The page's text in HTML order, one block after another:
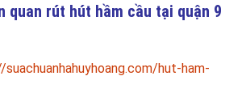
quan rút hút hầm cầu tại quận 9
hut-ham-